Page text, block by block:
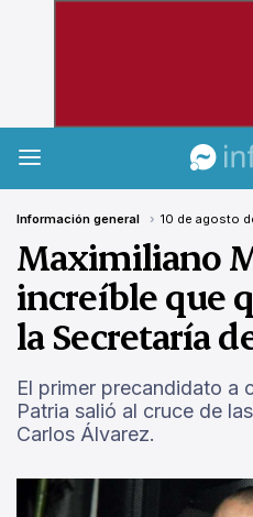
Información general 10 de agosto
Maximiliano
increíble que
la Secretaría
El primer precandidato a
Patria salió al cruce de
Carlos Álvarez.